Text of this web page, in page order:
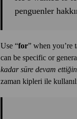
penguenler
Use “for” when you’re
can be specific or
kadar süre devam
zaman kipleri ile